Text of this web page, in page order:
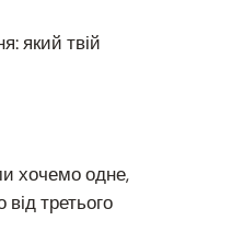
який твій
хочемо одне,
третього